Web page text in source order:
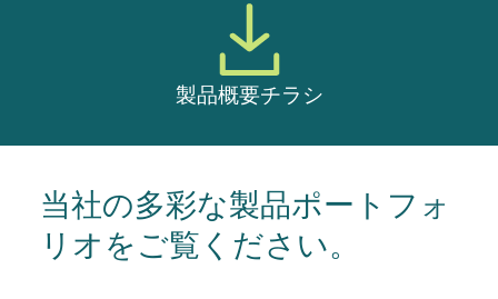
製品概要チラシ
当社の多彩な製品ポートフォ
リオをご覧ください。